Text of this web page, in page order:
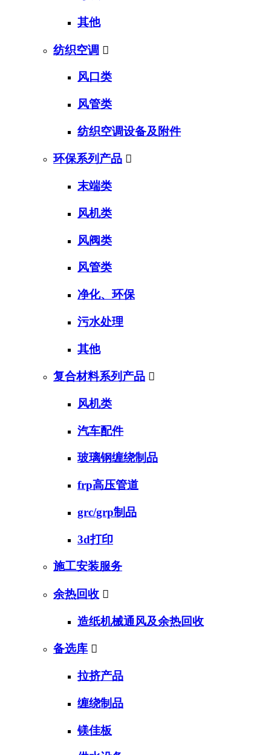
其他
纺织空调 
风口类
风管类
纺织空调设备及附件
环保系列产品 
末端类
风机类
风阀类
风管类
净化、环保
污水处理
其他
复合材料系列产品 
风机类
汽车配件
玻璃钢缠绕制品
frp高压管道
grc/grp制品
3d打印
施工安装服务
余热回收 
造纸机械通风及余热回收
备选库 
拉挤产品
缠绕制品
镁佳板